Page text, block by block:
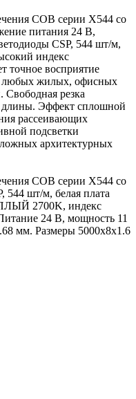
COB серии X544 со
питания 24 В,
CSP, 544 шт/м,
индекс
точное восприятие
любых жилых, офисных
резка
длины. Эффект сплошной
рассеивающих
подсветки
архитектурных
COB серии X544 со
544 шт/м, белая плата
2700K, индекс
24 В, мощность 11
мм. Размеры 5000х8х1.6